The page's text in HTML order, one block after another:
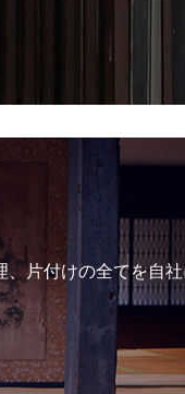
片付けの全てを自